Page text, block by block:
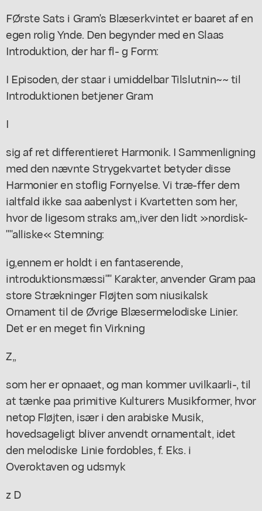
FØrste Sats i Gram's Blæserkvintet er baaret af en
egen rolig Ynde. Den begynder med en Slaas
Introduktion, der har fl- g Form:
I Episoden, der staar i umiddelbar Tilslutnin~~ til
Introduktionen betjener Gram
I
sig af ret differentieret Harmonik. I Sammenligning
med den nævnte Strygekvartet betyder disse
Harmonier en stoflig Fornyelse. Vi træ-ffer dem
ialtfald ikke saa aabenlyst i Kvartetten som her,
hvor de ligesom straks am,,iver den lidt »nordisk-
""alliske« Stemning:
ig,ennem er holdt i en fantaserende,
introduktionsmæssi"" Karakter, anvender Gram paa
store Strækninger Fløjten som niusikalsk
Ornament til de Øvrige Blæsermelodiske Linier.
Det er en meget fin Virkning
Z,,
som her er opnaaet, og man kommer uvilkaarli-, til
at tænke paa primitive Kulturers Musikformer, hvor
netop Fløjten, især i den arabiske Musik,
hovedsageligt bliver anvendt ornamentalt, idet
den melodiske Linie fordobles, f. Eks. i
Overoktaven og udsmyk
z D